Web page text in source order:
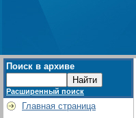
Поиск в архиве
Расширенный поиск
Главная страница